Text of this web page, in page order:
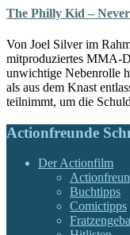
The Philly Kid –
Von Joel Silver im
mitproduziertes MMA-
unwichtige Nebenrolle
als aus dem Knast
teilnimmt, um die
Actionfreunde
Der Actionfilm
Buchtipps
Comictipps